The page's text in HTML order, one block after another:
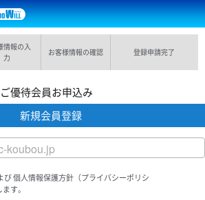
情報の入
力
お客様情報の確認 登録申請完了
優待会員お申込み
新規会員登録
び 個人情報保護方針（プライバシーポリシ
す。